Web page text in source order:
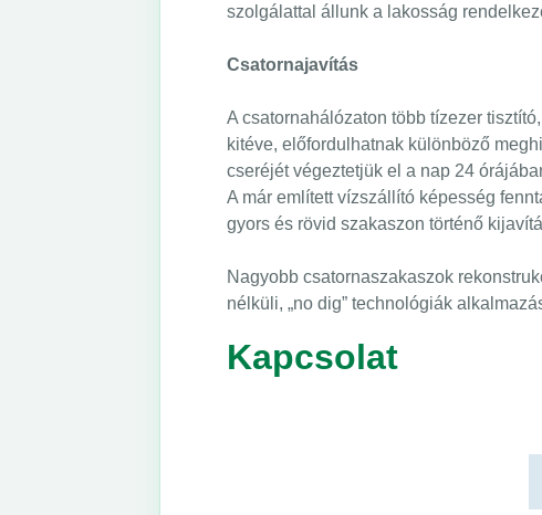
szolgálattal állunk a lakosság
Csatornajavítás
A csatornahálózaton több tízezer
kitéve, előfordulhatnak különböző
cseréjét végeztetjük el a nap 24
A már említett vízszállító képesség
gyors és rövid szakaszon történő
Nagyobb csatornaszakaszok
nélküli, „no dig” technológiák
Kapcsolat